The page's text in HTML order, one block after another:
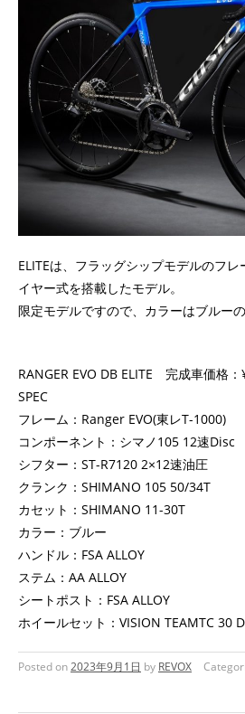
ELITEは、フラッグシップモデルのフ
イヤー式を搭載したモデル。
限定モデルですので、カラーはブルーの
RANGER EVO DB ELITE 完成⾞価格：
SPEC
フレーム：Ranger EVO(東レT-1000)
コンポーネント：シマノ105 12速Disc
シフター：ST-R7120 2×12速油圧
クランク：SHIMANO 105 50/34T
カセット：SHIMANO 11-30T
カラー：ブルー
ハンドル：FSA ALLOY
ステム：AA ALLOY
シートポスト：FSA ALLOY
ホイールセット：VISION TEAMTC 30
Posted on2023年9月1日 by REVOX